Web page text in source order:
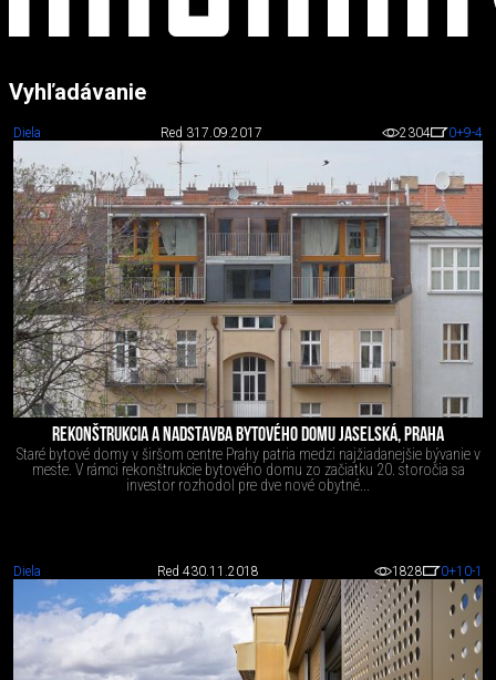
Vyhľadávanie
Diela Red 317.09.2017 2304 0+9-4
REKONŠTRUKCIA A NADSTAVBA BYTOVÉHO DOMU JASELSKÁ, PRAHA
Staré bytové domy v širšom centre Prahy patria medzi najžiadanejšie bývanie v
meste. V rámci rekonštrukcie bytového domu zo začiatku 20. storočia sa
investor rozhodol pre dve nové obytné...
Diela Red 430.11.2018 1828 0+10-1